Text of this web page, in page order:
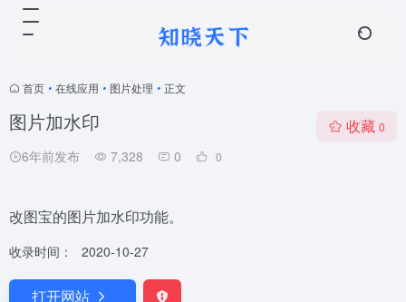
首页 • 在线应用 • 图片处理 • 正文
图片加水印
6年前发布 7,328 0 0
收藏 0
改图宝的图片加水印功能。
收录时间： 2020-10-27
打开网站